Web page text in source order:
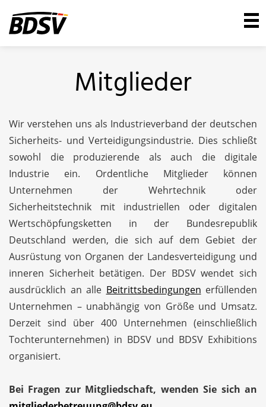
Mitglieder
Wir verstehen uns als Industrieverband der deutschen
Sicherheits- und Verteidigungsindustrie. Dies schließt
sowohl die produzierende als auch die digitale
Industrie ein. Ordentliche Mitglieder können
Unternehmen der Wehrtechnik oder
Sicherheitstechnik mit industriellen oder digitalen
Wertschöpfungsketten in der Bundesrepublik
Deutschland werden, die sich auf dem Gebiet der
Ausrüstung von Organen der Landesverteidigung und
inneren Sicherheit betätigen. Der BDSV wendet sich
ausdrücklich an alle Beitrittsbedingungen erfüllenden
Unternehmen – unabhängig von Größe und Umsatz.
Derzeit sind über 400 Unternehmen (einschließlich
Tochterunternehmen) in BDSV und BDSV Exhibitions
organisiert.
Bei Fragen zur Mitgliedschaft, wenden Sie sich an